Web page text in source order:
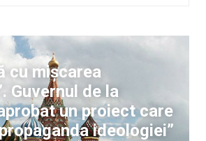
cu mișcarea
Guvernul de la
un proiect care
ideologiei”